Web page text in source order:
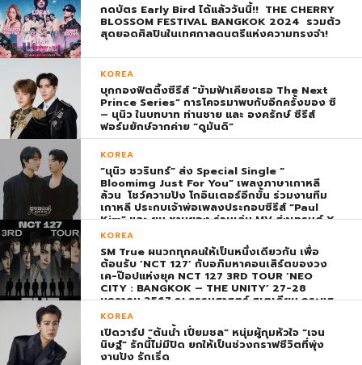
กดบัตร Early Bird ได้แล้ววันนี้!! THE CHERRY
BLOSSOM FESTIVAL BANGKOK 2024 รวมตัว
สุดยอดศิลปินในเทศกาลดนตรีแห่งความทรงจำ!
KOREA
บุกกองฟิตติ้งซีรีส์ “ข้ามฟ้าเคียงเธอ The Next
Prince Series” การโคจรมาพบกับอีกครั้งของ ซี
– นุนิว ในบทบาท ท่านชาย และ องครักษ์ ซีรีส์
ฟอร์มยักษ์จากค่าย “ดูมันดิ”
KOREA
“นุนิว ชวรินทร์” ส่ง Special Single “
Bloomimg Just For You” เพลงภาษาเกาหลี
ล้วน โชว์ความปัง โกอินเตอร์อีกขั้น ร่วมงานทีม
เกาหลี ประกบเจ้าพ่อเพลงประกอบซีรีส์ “Paul
Kim” และ ยุน ชานยอง ร่วมเล่น MV ส่งเทรนด์ X
พุ่ง ติดอันดับ 1 โลก
KOREA
SM True ผนวกทุกคนให้เป็นหนึ่งเดียวกัน เพื่อ
ต้อนรับ ‘NCT 127’ กับอภิมหาคอนเสิร์ตของวง
เค-ป๊อปแห่งยุค NCT 127 3RD TOUR ‘NEO
CITY : BANGKOK – THE UNITY’ 27-28
มกราคม 2567 ณ ธรรมศาสตร์ สเตเดียม กระแส
ตอบรับยิ่งใหญ่สมการรอคอย บัตร SOLD OUT
ทุกที่นั่งทันทีที่เปิดจำหน่าย !
KOREA
เปิดวาร์ป “ต้นน้ำ เปี่ยมชล” หนุ่มผู้กุมหัวใจ “เจน
นิษฐ์” รักนี้ไม่มีปิด ยกให้เป็นช่วงกราฟชีวิตที่พุ่ง
งานปัง รักเริ่ด